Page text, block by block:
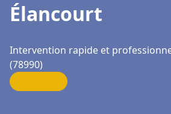
Élancourt
Intervention rapide et
(78990)